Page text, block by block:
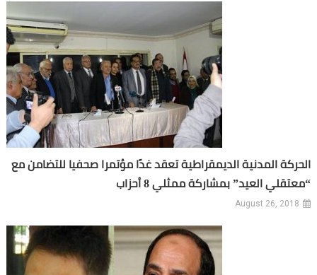
الحركة المدنية الديمقراطية تعقد غدًا مؤتمرا صحفيا للتضامن مع
“معتقلي العيد” بمشاركة ممثلي 8 أحزاب
August 26, 2018